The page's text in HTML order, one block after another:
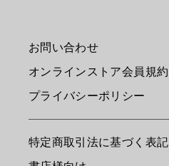
お問い合わせ
オンラインストア会員規約
プライバシーポリシー
特定商取引法に基づく表記